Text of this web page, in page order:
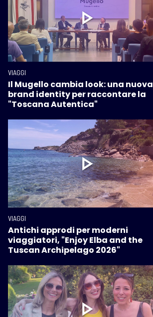
VIAGGI
Il Mugello cambia look: una nuova
brand identity per raccontare la
"Toscana Autentica"
VIAGGI
Antichi approdi per moderni
viaggiatori, "Enjoy Elba and the
Tuscan Archipelago 2026"